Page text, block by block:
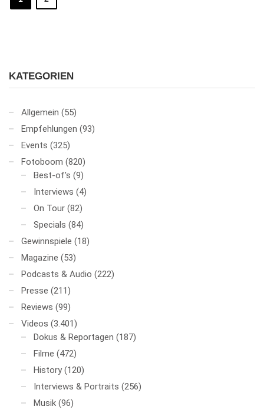
KATEGORIEN
Allgemein (55)
Empfehlungen (93)
Events (325)
Fotoboom (820)
Best-of's (9)
Interviews (4)
On Tour (82)
Specials (84)
Gewinnspiele (18)
Magazine (53)
Podcasts & Audio (222)
Presse (211)
Reviews (99)
Videos (3.401)
Dokus & Reportagen (187)
Filme (472)
History (120)
Interviews & Portraits (256)
Musik (96)